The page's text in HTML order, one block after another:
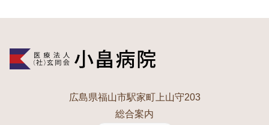
広島県福山市駅家町上山守203
総合案内